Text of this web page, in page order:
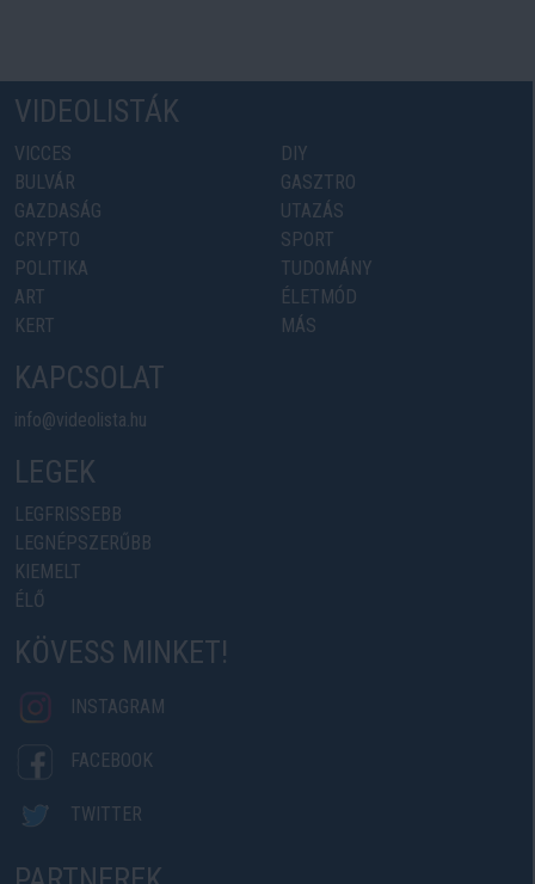
VIDEOLISTÁK
VICCES
BULVÁR
GAZDASÁG
CRYPTO
POLITIKA
ART
KERT
DIY
GASZTRO
UTAZÁS
SPORT
TUDOMÁNY
ÉLETMÓD
MÁS
KAPCSOLAT
info@videolista.hu
LEGEK
LEGFRISSEBB
LEGNÉPSZERŰBB
KIEMELT
ÉLŐ
KÖVESS MINKET!
INSTAGRAM
FACEBOOK
TWITTER